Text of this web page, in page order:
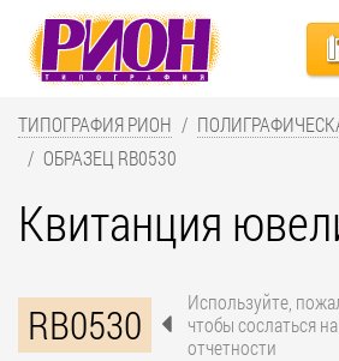
ТИПОГРАФИЯ РИОН
ОБРАЗЕЦ RB0530
Квитанция
RB0530
Используйте,
чтобы сослаться
отчетности